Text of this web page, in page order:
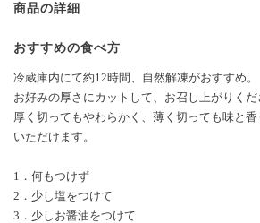
商品の詳細
おすすめの食べ方
冷蔵庫内にて約12時間、自然解凍がおすすめ。
お好みの厚さにカットして、お召し上がりくだ
厚く切ってもやわらかく、薄く切っても味と
いただけます。
1．何もつけず
2．少し塩をつけて
3．少しお醤油をつけて